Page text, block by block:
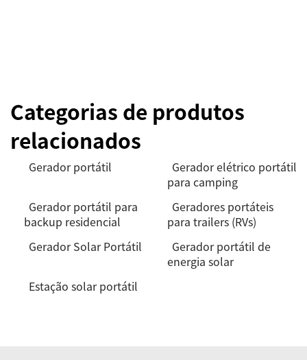
Categorias de produtos
relacionados
Gerador portátil
Gerador elétrico portátil
para camping
Gerador portátil para
backup residencial
Geradores portáteis
para trailers (RVs)
Gerador Solar Portátil
Gerador portátil de
energia solar
Estação solar portátil